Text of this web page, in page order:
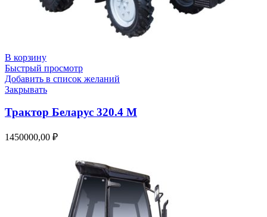
В корзину
Быстрый просмотр
Добавить в список желаний
Закрывать
Трактор Беларус 320.4 М
1450000,00 ₽